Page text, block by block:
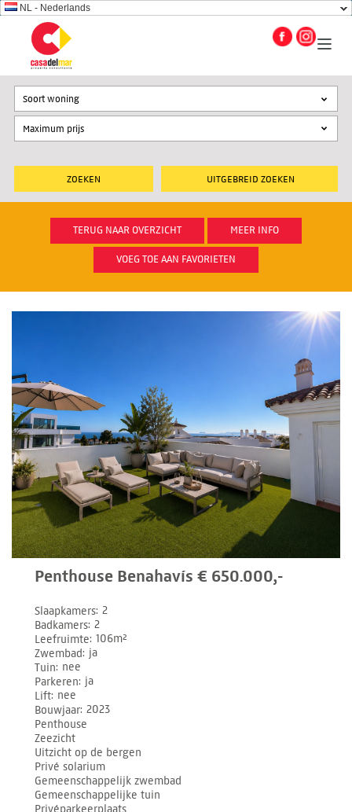
NL - Nederlands
UITGEBREID ZOEKEN
Soort woning
TERUG NAAR OVERZICHT MEER INFO
VOEG TOE AAN FAVORIETEN
Penthouse Benahavís € 650.000,-
Slaapkamers 2
Badkamers 2
Leefruimte 106m²
Zwembad ja
Tuin nee
Parkeren ja
Lift nee
Bouwjaar 2023
Penthouse
Zeezicht
Uitzicht op de bergen
Privé solarium
Gemeenschappelijk zwembad
Gemeenschappelijke tuin
Privéparkeerplaats